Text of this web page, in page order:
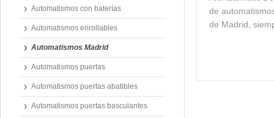
Automatismos con baterías
Automatismos enrollables
Automatismos Madrid
Automatismos puertas
Automatismos puertas abatibles
Automatismos puertas basculantes
de
de Madrid,